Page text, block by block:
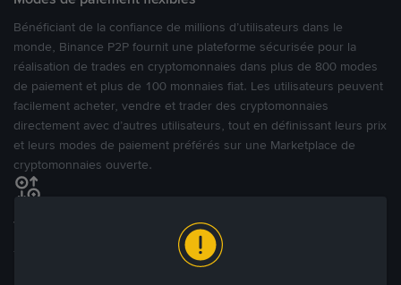
Bénéficiant de la confiance de millions d’utilisateurs dans le
monde, Binance P2P fournit une plateforme sécurisée pour la
réalisation de trades en cryptomonnaies dans plus de 800 modes
de paiement et plus de 100 monnaies fiat. Les utilisateurs peuvent
facilement acheter, vendre et trader des cryptomonnaies
directement avec d’autres utilisateurs, tout en définissant leurs prix
et leurs modes de paiement préférés sur une Marketplace de
cryptomonnaies ouverte.
Tradez à des prix avantageux pour vous
Tradez des cryptos en étant libres d’acheter et de vendre à votre